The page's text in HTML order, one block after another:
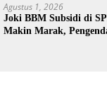
Agustus 1, 2026
Joki BBM Subsidi di
Makin Marak,